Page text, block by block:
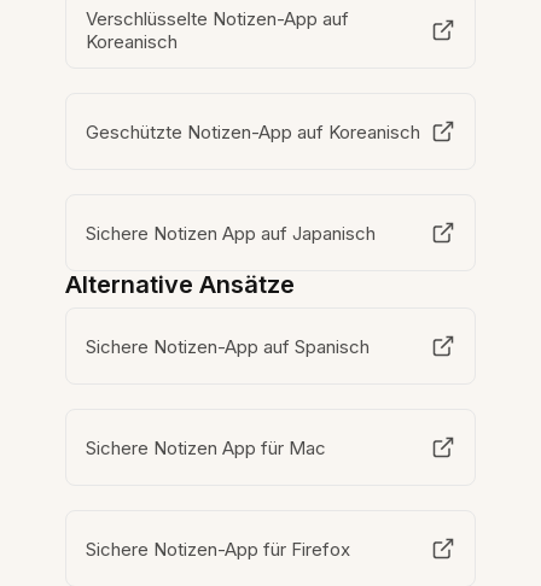
Verschlüsselte Notizen-App auf
Koreanisch
Geschützte Notizen-App auf Koreanisch
Sichere Notizen App auf Japanisch
Alternative Ansätze
Sichere Notizen-App auf Spanisch
Sichere Notizen App für Mac
Sichere Notizen-App für Firefox